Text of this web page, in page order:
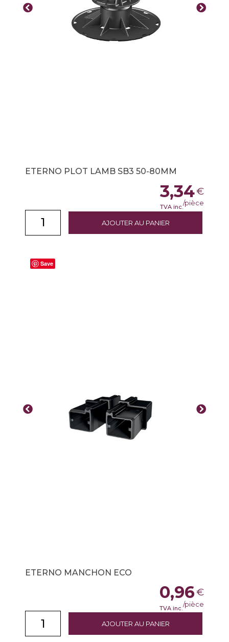
ETERNO PLOT LAMB SB3 50-80MM
AJOUTER AU PANIER
3,34€
TVA inc./pièce
Save
ETERNO MANCHON ECO
AJOUTER AU PANIER
0,96€
TVA inc. /pièce